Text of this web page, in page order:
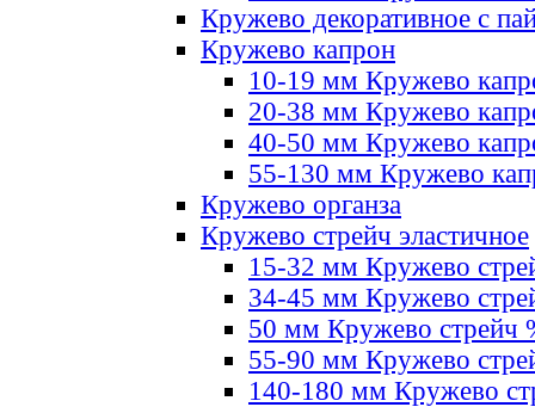
Кружево декоративное с
Кружево капрон
10-19 мм Кружево
20-38 мм Кружево
40-50 мм Кружево
55-130 мм Кружево
Кружево органза
Кружево стрейч эластичное
15-32 мм Кружево
34-45 мм Кружево
50 мм Кружево стрейч
55-90 мм Кружево
140-180 мм Кружево